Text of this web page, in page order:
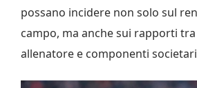
possano incidere non solo sul
campo, ma anche sui rapporti
allenatore e componenti